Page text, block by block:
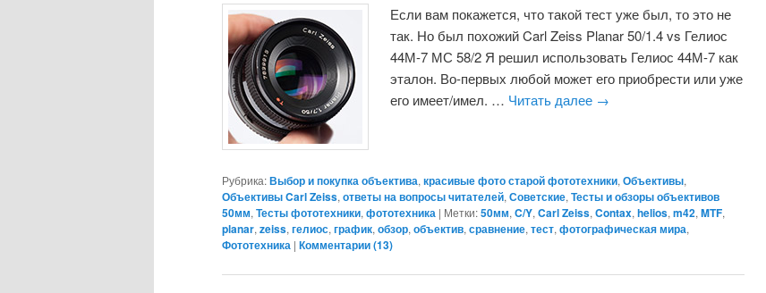
Если вам покажется, что такой тест уже был, то это не
так. Но был похожий Carl Zeiss Planar 50/1.4 vs Гелиос
44М-7 МС 58/2 Я решил использовать Гелиос 44М-7 как
эталон. Во-первых любой может его приобрести или уже
его имеет/имел. … Читать далее →
Рубрика:Выбор и покупка объектива, красивые фото старой фототехники, Объективы,
Объективы Carl Zeiss, ответы на вопросы читателей, Советские, Тесты и обзоры объективов
50мм, Тесты фототехники, фототехника | Метки:50мм, C/Y, Carl Zeiss, Contax, helios, m42, MTF,
planar, zeiss, гелиос, график, обзор, объектив, сравнение, тест, фотографическая мира,
Фототехника | Комментарии (13)